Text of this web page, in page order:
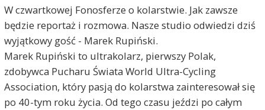
W czwartkowej Fonosferze o kolarstwie. Jak zawsze
będzie reportaż i rozmowa. Nasze studio odwiedzi dziś
wyjątkowy gość - Marek Rupiński.
Marek Rupiński to ultrakolarz, pierwszy Polak,
zdobywca Pucharu Świata World Ultra-Cycling
Association, który pasją do kolarstwa zainteresował się
po 40-tym roku życia. Od tego czasu jeździ po całym